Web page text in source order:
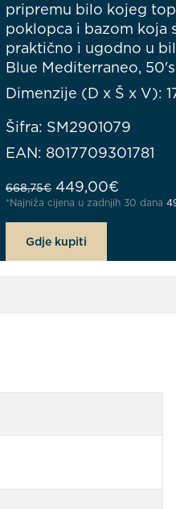
pripremu bilo kojeg
poklopca i bazom koja
praktično i ugodno u
Blue Mediterraneo,
Dimenzije (D x Š x V):
Šifra: SM2901079
EAN: 8017709301781
668,75€ Izvorna cijena
449,00€
*Najniža cijena u zadnjih 30 dana
Gdje kupiti